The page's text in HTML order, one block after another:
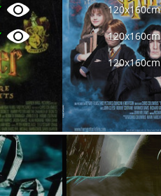
120x160cm
120x160cm
120x160cm